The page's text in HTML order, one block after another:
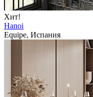
Хит!
Hanoi
Equipe, Испания